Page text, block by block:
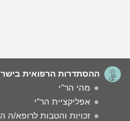
ההסתדרות הרפואית
מהי הר"י
אפליקציית הר"י
זכויות והטבות לרופא/ה